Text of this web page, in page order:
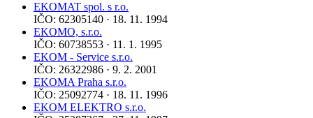
EKOMAT spol. s r.o.
IČO: 62305140 · 18. 11. 1994
EKOMO, s.r.o.
IČO: 60738553 · 11. 1. 1995
EKOM - Service s.r.o.
IČO: 26322986 · 9. 2. 2001
EKOMA Praha s.r.o.
IČO: 25092774 · 18. 11. 1996
EKOM ELEKTRO s.r.o.